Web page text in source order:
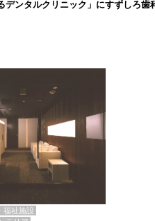
デンタルクリニック」にすずしろ歯
福祉施設